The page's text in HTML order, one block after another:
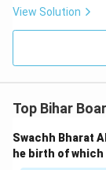
View Solution
Top Bihar
Swachh Bharat
he birth of